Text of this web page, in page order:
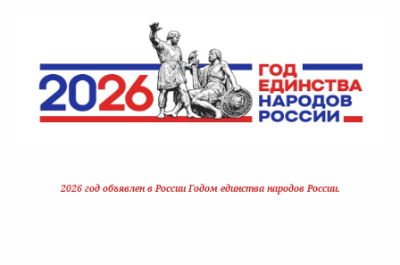
2026 год объявлен в России Годом единства народов России.